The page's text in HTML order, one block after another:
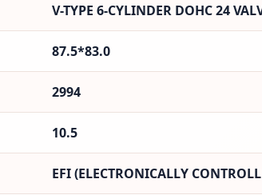
V-TYPE 6-CYLINDER DOHC 24
87.5*83.0
2994
10.5
EFI (ELECTRONICALLY